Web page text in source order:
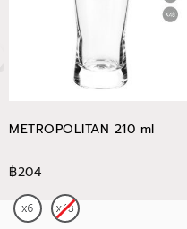
METROPOLITAN 210 ml
฿204